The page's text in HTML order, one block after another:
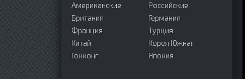
Американские
Британия
Франция
Китай
Гонконг
Российские
Германия
Турция
Корея Южная
Япония